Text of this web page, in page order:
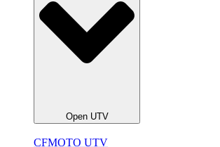
Open UTV
CFMOTO UTV